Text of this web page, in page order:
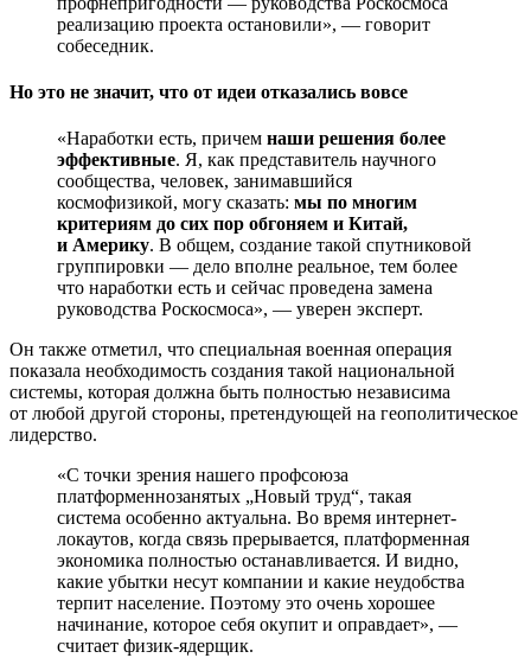
реализацию проекта остановили», — говорит
собеседник.
Но это не значит, что от идеи отказались вовсе
«Наработки есть, причем наши решения более
эффективные. Я, как представитель научного
сообщества, человек, занимавшийся
космофизикой, могу сказать: мы по многим
критериям до сих пор обгоняем и Китай,
и Америку. В общем, создание такой спутниковой
группировки — дело вполне реальное, тем более
что наработки есть и сейчас проведена замена
руководства Роскосмоса», — уверен эксперт.
Он также отметил, что специальная военная операция
показала необходимость создания такой национальной
системы, которая должна быть полностью независима
от любой другой стороны, претендующей на геополитическое
лидерство.
«С точки зрения нашего профсоюза
платформеннозанятых „Новый труд“, такая
система особенно актуальна. Во время интернет-
локаутов, когда связь прерывается, платформенная
экономика полностью останавливается. И видно,
какие убытки несут компании и какие неудобства
терпит население. Поэтому это очень хорошее
начинание, которое себя окупит и оправдает», —
считает физик-ядерщик.